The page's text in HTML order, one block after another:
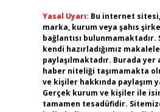
Yasal Uyarı: Bu internet
marka, kurum veya şahıs
bağlantısı bulunmamaktadır.
kendi hazırladığımız
paylaşılmaktadır. Burada
haber niteliği taşımamakta
ve kişiler hakkında paylaşım
Gerçek kurum ve kişiler ile
tamamen tesadüfidir.